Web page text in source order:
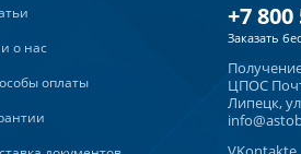
о нас
оплаты
+7 800
Заказать
ЦПОС
Липецк,